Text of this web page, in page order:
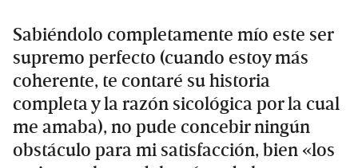
Sabiéndolo completamente mío este ser
supremo perfecto (cuando estoy más
coherente, te contaré su historia
completa y la razón sicológica por la cual
me amaba), no pude concebir ningún
obstáculo para mi satisfacción, bien «los